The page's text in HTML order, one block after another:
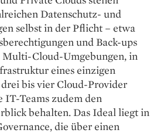
Datenschutz- und
selbst in der Pflicht – etwa
und Back-ups
Multi-Cloud-Umgebungen, in
eines einzigen
bis vier Cloud-Provider
IT-Teams zudem den
behalten. Das Ideal liegt in
die über einen